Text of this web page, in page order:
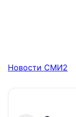
Новости СМИ2